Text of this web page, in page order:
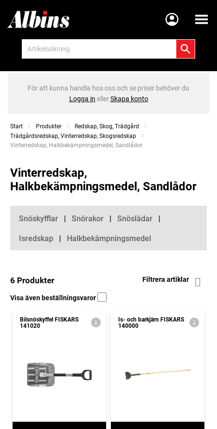
Meny
För att kunna handla hos oss och se priser behöver du
Logga in ellerSkapa konto
Start Produkter
Redskap, Skog, Trädgård
Trädgårdsredskap, Vinterredskap, Skogsredskap
Current:
Vinterredskap, Halkbekämpningsmedel, Sandlådor
Vinterredskap,
Halkbekämpningsmedel, Sandlådor
Kategorier
Snöskyfflar Snörakor Snöslädar
Isredskap Halkbekämpningsmedel
6 Produkter Filtrera artiklar
Visa även beställningsvaror
Bilsnöskyffel FISKARS
141020
Is- och barkjärn FISKARS
140000